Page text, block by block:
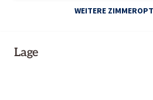
WEITERE
Lage